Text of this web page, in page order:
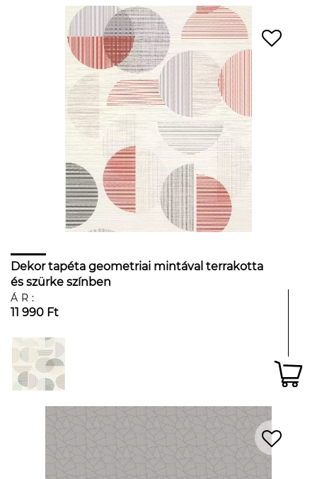
Dekor tapéta geometriai mintával terrakotta
és szürke színben
ÁR:
11 990 Ft